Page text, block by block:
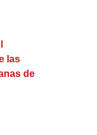
las
de